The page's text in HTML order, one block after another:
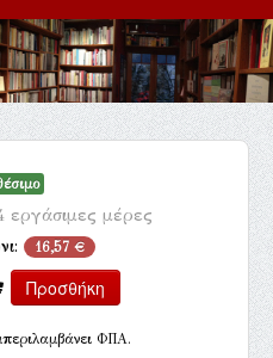
εργάσιμες μέρες
16,57 €
ΦΠΑ.